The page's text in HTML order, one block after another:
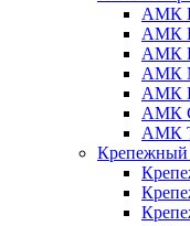
АМК
АМК
АМК
АМК
АМК
АМК
АМК
Крепежный